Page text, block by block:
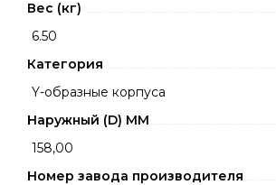
Вес (кг)
6.50
Категория
Y-образные корпуса
Наружный (D) ММ
158,00
Номер завода производителя